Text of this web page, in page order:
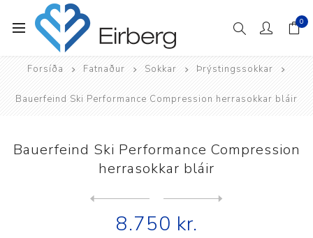
0
Forsíða Fatnaður Sokkar Þrýstingssokkar
Bauerfeind Ski Performance Compression herrasokkar bláir
Bauerfeind Ski Performance Compression
herrasokkar bláir
8.750 kr.